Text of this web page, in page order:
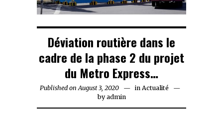
Déviation routière dans le
cadre de la phase 2 du projet
du Metro Express…
Published on August 3, 2020 August
3,
2020
in Actualité
byadmin